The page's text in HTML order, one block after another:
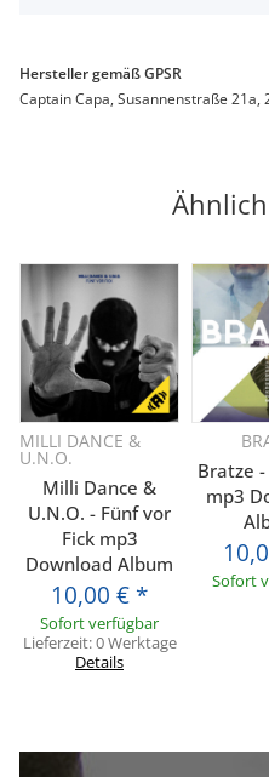
Hersteller gemäß GPSR
Captain Capa, Susannenstraße 21a,
MILLI DANCE &
U.N.O.
Milli Dance &
U.N.O. - Fünf vor
Fick mp3
Download Album
10,00 € *
Sofort verfügbar
Lieferzeit:0 Werktage
Details
Bratze
mp3
Sofort